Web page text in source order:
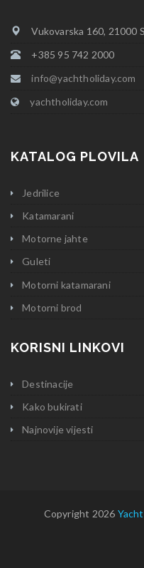
Vukovarska 160, 21000
+385 95 742 2000
info@yachtholiday.com
yachtholiday.com
KATALOG PLOVILA
Jedrilice
Katamarani
Motorne jahte
Guleti
Motorni katamarani
Motorni brod
KORISNI LINKOVI
Destinacije
Kako bukirati
Najnovije vijesti
Copyright 2026